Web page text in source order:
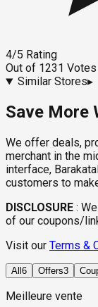
4/5 Rating
Out of 1231 Votes
Similar Stores▸
Save More
We offer deals,
merchant in the
interface,
customers to
DISCLOSURE :
of our coupons/
Visit our Terms &
All 6 Offers3
Meilleure vente